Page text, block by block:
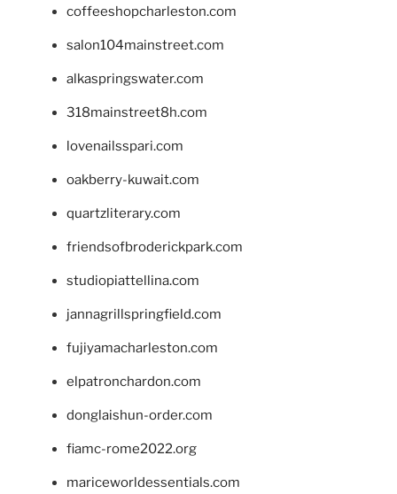
coffeeshopcharleston.com
salon104mainstreet.com
alkaspringswater.com
318mainstreet8h.com
lovenailsspari.com
oakberry-kuwait.com
quartzliterary.com
friendsofbroderickpark.com
studiopiattellina.com
jannagrillspringfield.com
fujiyamacharleston.com
elpatronchardon.com
donglaishun-order.com
fiamc-rome2022.org
mariceworldessentials.com